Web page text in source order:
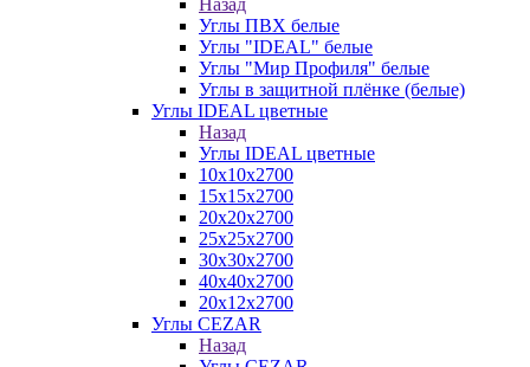
Назад
Углы ПВХ белые
Углы "IDEAL" белые
Углы "Мир Профиля" белые
Углы в защитной плёнке (белые)
Углы IDEAL цветные
Назад
Углы IDEAL цветные
10х10х2700
15х15х2700
20х20х2700
25х25х2700
30х30х2700
40х40х2700
20х12х2700
Углы CEZAR
Назад